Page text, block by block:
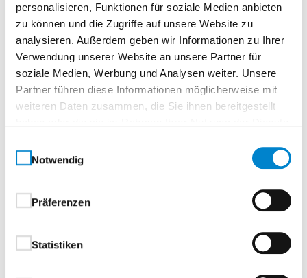
personalisieren, Funktionen für soziale Medien anbieten
zu können und die Zugriffe auf unsere Website zu
analysieren. Außerdem geben wir Informationen zu Ihrer
Verwendung unserer Website an unsere Partner für
soziale Medien, Werbung und Analysen weiter. Unsere
Partner führen diese Informationen möglicherweise mit
weiteren Daten zusammen, die Sie ihnen bereitgestellt
Notwendig
Präferenzen
Statistiken
Anbauteile Dach und Dachbleche aus Stahl
Dachbleche gesickt
Anbauteile Dach und Dachbleche aus
verzinktem Material
Regenrinne mit 2 Wasserabläufen
Tür- bzw. Gangflügel mit Einsteckschloss PZ-
Schwarze Kunststoff-Drückergarnitur, PZ- und
Standflügel der 2-flügligen Tür mit Kantriegel
Türfeststeller mit Gasdruckfeder (bei 2‑flügliger